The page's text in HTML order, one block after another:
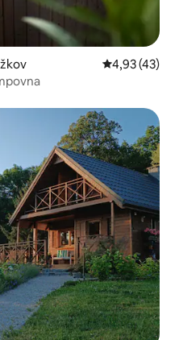
Средна
4,93 (43)